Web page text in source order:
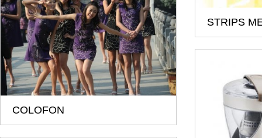
STRIPS
COLOFON